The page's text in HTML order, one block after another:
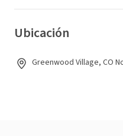
Ubicación
Greenwood Village, CO